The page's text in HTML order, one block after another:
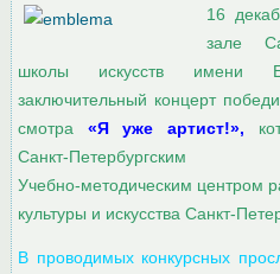
16
зале
школы искусств имени
заключительный концерт
смотра
«Я уже артист!»,
Санкт-Петербургским
Учебно-методическим центром
культуры и искусства Санкт-
В проводимых конкурсных